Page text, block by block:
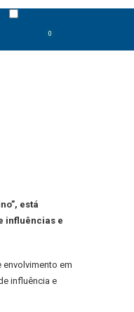
0
está
influências e
em
influência e